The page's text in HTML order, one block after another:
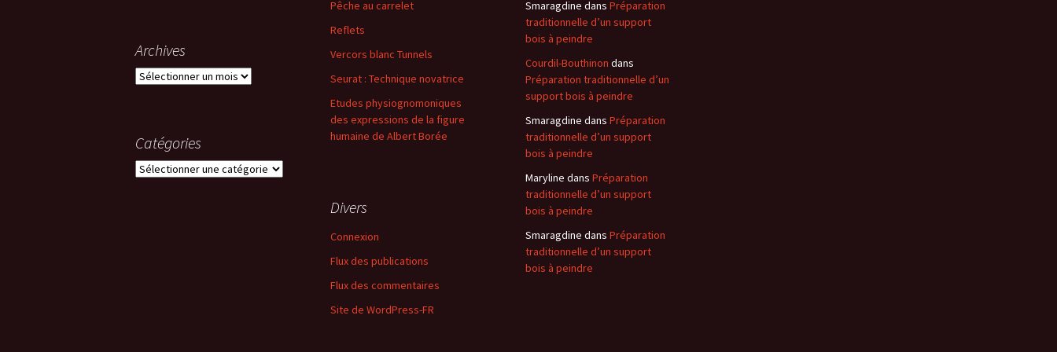
Pêche au carrelet
Reflets
Vercors blanc Tunnels
Seurat : Technique novatrice
Etudes physiognomoniques
des expressions de la figure
humaine de Albert Borée
Smaragdine dans Préparation
traditionnelle d’un support
bois à peindre
Courdil-Bouthinon dans
Préparation traditionnelle d’un
support bois à peindre
Smaragdine dans Préparation
traditionnelle d’un support
bois à peindre
Maryline dans Préparation
traditionnelle d’un support
bois à peindre
Smaragdine dans Préparation
traditionnelle d’un support
bois à peindre
Archives
Archives
Catégories
Catégories
Divers
Connexion
Flux des publications
Flux des commentaires
Site de WordPress-FR